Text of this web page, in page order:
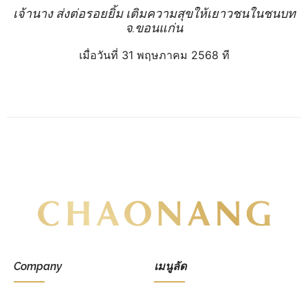
เจ้านาง ส่งต่อรอยยิ้ม เติมความสุขให้เยาวชนในชนบท
จ.ขอนแก่น
เมื่อวันที่ 31 พฤษภาคม 2568 ที
Company เมนูลัด